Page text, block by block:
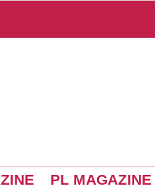
PL MAGAZINE